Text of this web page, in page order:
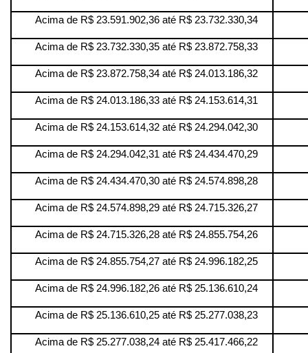
Acima de R$ 23.591.902,36 até R$ 23.732.330,34
Acima de R$ 23.732.330,35 até R$ 23.872.758,33
Acima de R$ 23.872.758,34 até R$ 24.013.186,32
Acima de R$ 24.013.186,33 até R$ 24.153.614,31
Acima de R$ 24.153.614,32 até R$ 24.294.042,30
Acima de R$ 24.294.042,31 até R$ 24.434.470,29
Acima de R$ 24.434.470,30 até R$ 24.574.898,28
Acima de R$ 24.574.898,29 até R$ 24.715.326,27
Acima de R$ 24.715.326,28 até R$ 24.855.754,26
Acima de R$ 24.855.754,27 até R$ 24.996.182,25
Acima de R$ 24.996.182,26 até R$ 25.136.610,24
Acima de R$ 25.136.610,25 até R$ 25.277.038,23
Acima de R$ 25.277.038,24 até R$ 25.417.466,22